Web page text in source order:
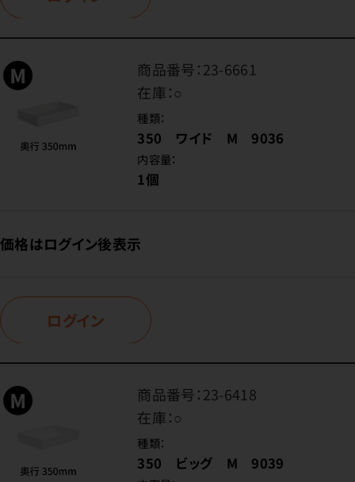
商品番号：23-6661
在庫：○
種類：
350 ワイド M 9036
内容量：
1個
価格はログイン後表示
ログイン
商品番号：23-6418
在庫：○
種類：
350 ビッグ M 9039